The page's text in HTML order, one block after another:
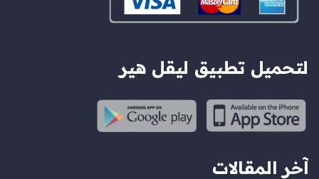
لتحميل تطبيق ليقل هير
آخر المقالات